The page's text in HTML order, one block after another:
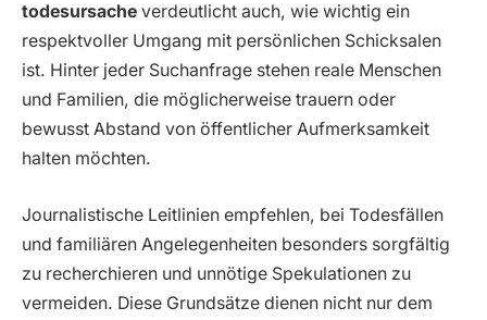
todesursache verdeutlicht auch, wie wichtig ein
respektvoller Umgang mit persönlichen Schicksalen
ist. Hinter jeder Suchanfrage stehen reale Menschen
und Familien, die möglicherweise trauern oder
bewusst Abstand von öffentlicher Aufmerksamkeit
halten möchten.
Journalistische Leitlinien empfehlen, bei Todesfällen
und familiären Angelegenheiten besonders sorgfältig
zu recherchieren und unnötige Spekulationen zu
vermeiden. Diese Grundsätze dienen nicht nur dem